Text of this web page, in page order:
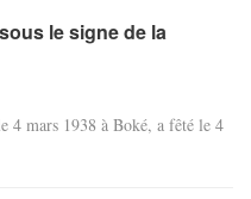
le signe de la
4 mars 1938 à Boké, a fêté le 4